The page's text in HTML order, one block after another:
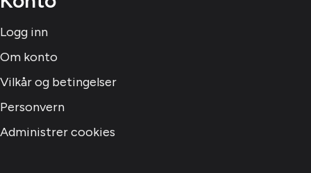
Logg inn
Om konto
Vilkår og betingelser
Personvern
Administrer cookies